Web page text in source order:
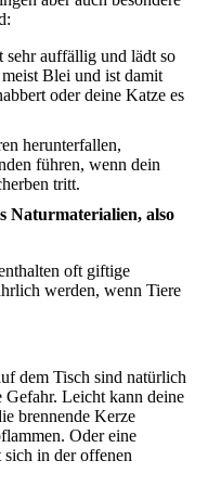
sehr auffällig und lädt so
Blei und ist damit
oder deine Katze es
herunterfallen,
führen, wenn dein
tritt.
Naturmaterialien, also
oft giftige
werden, wenn Tiere
dem Tisch sind natürlich
Gefahr. Leicht kann deine
brennende Kerze
Oder eine
sich in der offenen